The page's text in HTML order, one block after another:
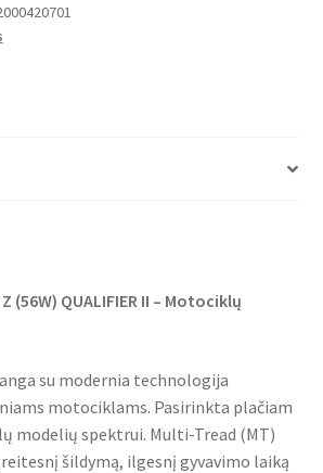
(56W) QUALIFIER II – Motociklų
su modernia technologija
motociklams. Pasirinkta plačiam
modelių spektrui. Multi-Tread (MT)
šildymą, ilgesnį gyvavimo laiką